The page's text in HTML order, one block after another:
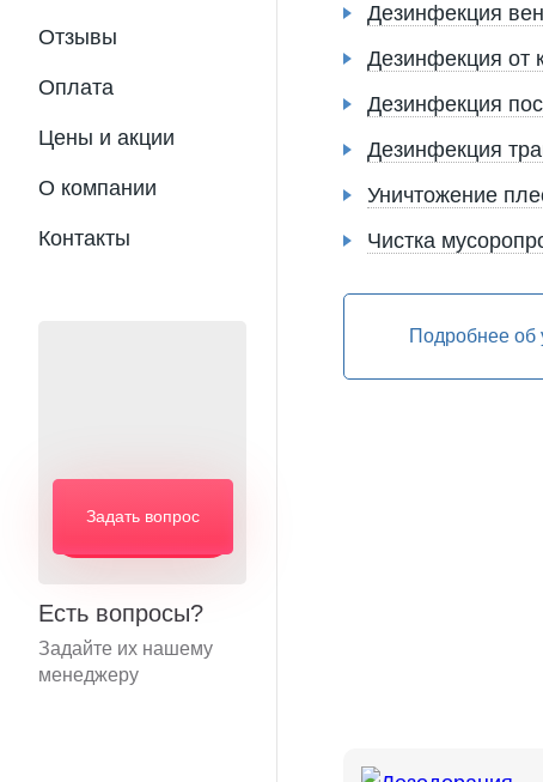
Отзывы
Оплата
Цены и акции
О компании
Контакты
Задать вопрос
Есть вопросы?
Задайте их нашему
менеджеру
Дезинфекция
Дезинфекция от
Дезинфекция
Дезинфекция
Уничтожение
Чистка
Подробнее об